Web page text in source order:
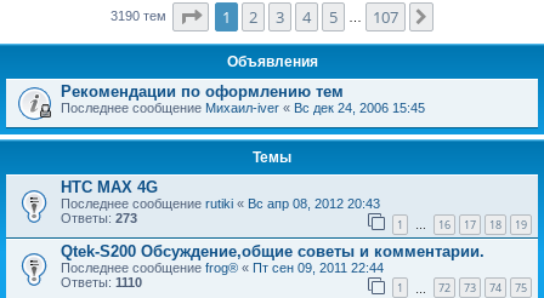
3190 тем Страница1 из 107
1 2 3 4 5 107
Объявления
Рекомендации по оформлению тем
Последнее сообщение Михаил-iver « Вс дек 24, 2006 15:45
Темы
HTC MAX 4G
Последнее сообщение rutiki « Вс апр 08, 2012 20:43
Ответы: 273 1 … 16 17 18 19
Qtek-S200 Обсуждение,общие советы и комментарии.
Последнее сообщение frog® « Пт сен 09, 2011 22:44
Ответы: 1110 1 72 73 74 75